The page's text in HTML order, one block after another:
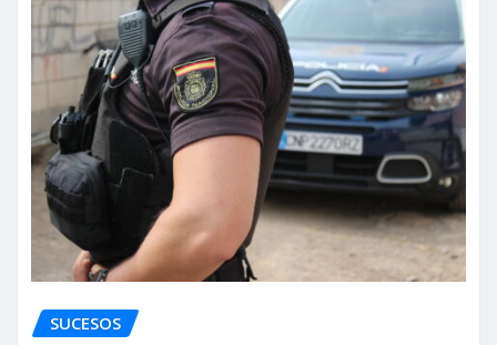
SUCESOS